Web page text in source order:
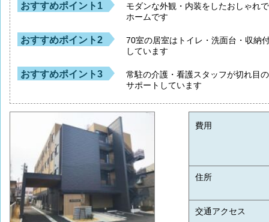
おすすめポイント1
モダンな外観・内装をしたおしゃれ
ホームです
おすすめポイント2
70室の居室はトイレ・洗面台・収納
しています
おすすめポイント3
常駐の介護・看護スタッフが切れ目
サポートしています
費用
住所
交通アクセス